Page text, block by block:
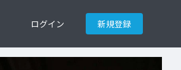
ログイン 新規登録